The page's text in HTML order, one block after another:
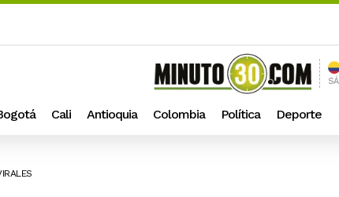
Cali Antioquia Colombia Política Deporte